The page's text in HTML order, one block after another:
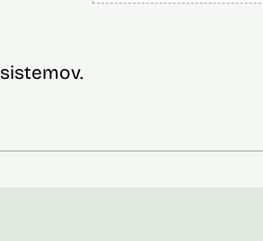
sistemov.